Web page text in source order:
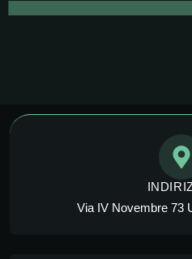
Via IV Novembre 73